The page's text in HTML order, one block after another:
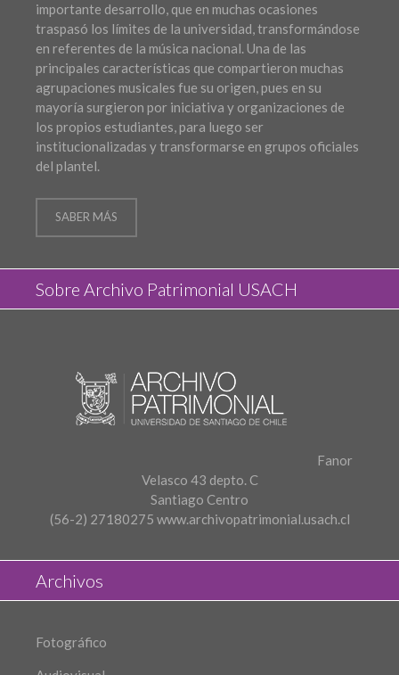
importante desarrollo, que en muchas ocasiones
traspasó los límites de la universidad, transformándose
en referentes de la música nacional. Una de las
principales características que compartieron muchas
agrupaciones musicales fue su origen, pues en su
mayoría surgieron por iniciativa y organizaciones de
los propios estudiantes, para luego ser
institucionalizadas y transformarse en grupos oficiales
del plantel.
SABER MÁS
Sobre Archivo Patrimonial USACH
Fanor
Velasco 43 depto. C
Santiago Centro
(56-2) 27180275 www.archivopatrimonial.usach.cl
Archivos
Fotográfico